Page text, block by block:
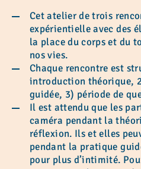
Cet atelier de trois
expérientielle avec des
la place du corps et du
nos vies.
Chaque rencontre est
introduction théorique,
guidée, 3) période de
Il est attendu que les
caméra pendant la
réflexion. Ils et elles
pendant la pratique
pour plus d’intimité.